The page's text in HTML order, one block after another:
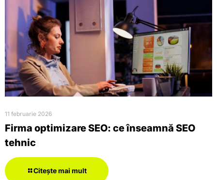
11 februarie 2026
Firma optimizare SEO: ce înseamnă SEO
tehnic
Citește mai mult